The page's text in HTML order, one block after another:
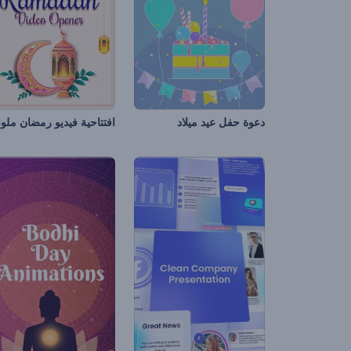
دعوة حفل عيد ميلاد افتتاحية فيديو رمضان